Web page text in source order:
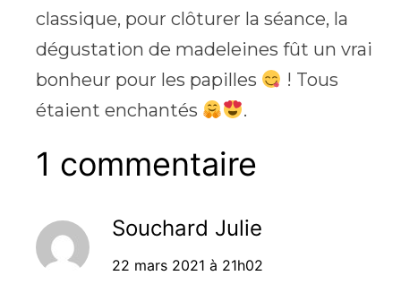
classique, pour clôturer la séance, la
dégustation de madeleines fût un vrai
bonheur pour les papilles
! Tous
étaient enchantés
.
1 commentaire
Souchard Julie
22 mars 2021 à 21h02